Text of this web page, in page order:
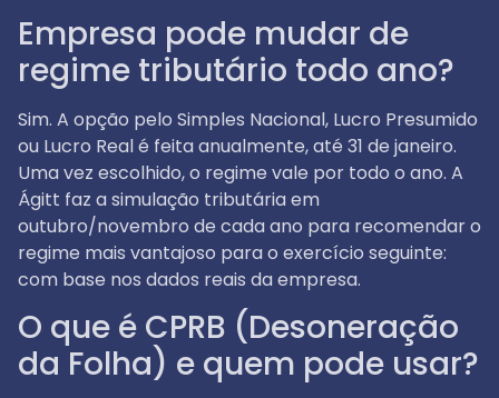
Empresa pode mudar de
regime tributário todo ano?
Sim. A opção pelo Simples Nacional, Lucro Presumido
ou Lucro Real é feita anualmente, até 31 de janeiro.
Uma vez escolhido, o regime vale por todo o ano. A
Ágitt faz a simulação tributária em
outubro/novembro de cada ano para recomendar o
regime mais vantajoso para o exercício seguinte:
com base nos dados reais da empresa.
O que é CPRB (Desoneração
da Folha) e quem pode usar?